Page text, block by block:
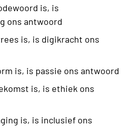
is, is
ons antwoord
is, is digikracht ons
is, is passie ons antwoord
is, is ethiek ons
is, is inclusief ons